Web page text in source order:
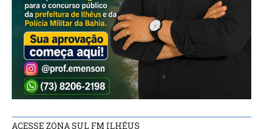
ACESSE ZONA SUL FM ILHÉUS